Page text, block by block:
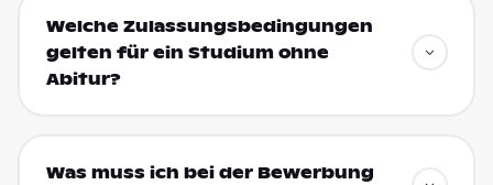
Welche Zulassungsbedingungen
gelten für ein Studium ohne
Abitur?
Was muss ich bei der Bewerbung